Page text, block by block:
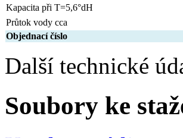
Kapacita při T=5,6°dH
Průtok vody cca
Objednací číslo
Další technické
Soubory ke